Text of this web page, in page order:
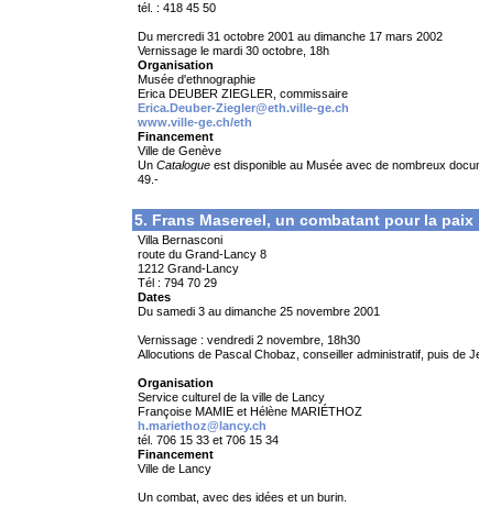
tél. : 418 45 50
Du mercredi 31 octobre 2001 au dimanche 17 mars 2002
Vernissage le mardi 30 octobre, 18h
Organisation
Musée d'ethnographie
Erica DEUBER ZIEGLER, commissaire
Erica.Deuber-Ziegler@eth.ville-ge.ch
www.ville-ge.ch/eth
Financement
Ville de Genève
Un Catalogue est disponible au Musée avec de nombreux
49.-
5. Frans Masereel, un combatant pour la paix
Villa Bernasconi
route du Grand-Lancy 8
1212 Grand-Lancy
Tél : 794 70 29
Dates
Du samedi 3 au dimanche 25 novembre 2001
Vernissage : vendredi 2 novembre, 18h30
Allocutions de Pascal Chobaz, conseiller administratif, puis de
Organisation
Service culturel de la ville de Lancy
Françoise MAMIE et Hélène MARIÉTHOZ
h.mariethoz@lancy.ch
tél. 706 15 33 et 706 15 34
Financement
Ville de Lancy
Un combat, avec des idées et un burin.